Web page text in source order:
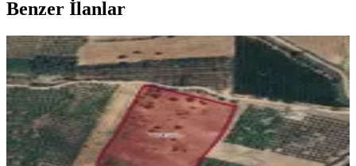
Benzer İlanlar
% 48
Sahibinden Sahibinden Otobana Ve
Sulama Kanalına Yakın Yatırımlık
Tarla
Akdeniz, Yanpar Mahallesi
10500 m² ·2.476/m²·15.04.2025